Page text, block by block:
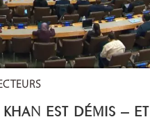
EST DÉMIS – ET